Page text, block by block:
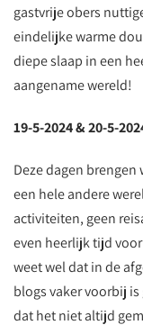
gastvrije obers
eindelijke warme
diepe slaap in een
aangename wereld!
19-5-2024 & 20-5-
Deze dagen brengen
een hele andere
activiteiten, geen
even heerlijk tijd
weet wel dat in de
blogs vaker voorbij
dat het niet altijd